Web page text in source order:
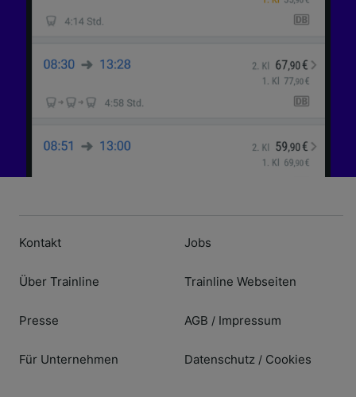
Kontakt
Über Trainline
Presse
Für Unternehmen
Jobs
Trainline Webseiten
AGB / Impressum
Datenschutz / Cookies